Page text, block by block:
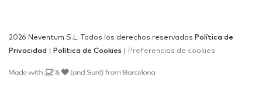
2026 Neventum S.L. Todos los derechos reservados Política de
Privacidad
Política de Cookies Preferencias de cookies